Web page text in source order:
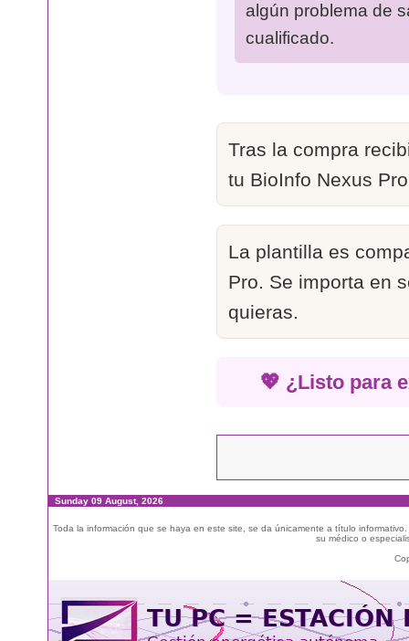
algún problema de
cualificado.
Tras la compra
tu BioInfo Nexus
La plantilla es
Pro. Se importa en
quieras.
💖 ¿Listo para
Sunday 09 August, 2026
Toda la información que se haya en este site, se da únicamente a título
su médico o